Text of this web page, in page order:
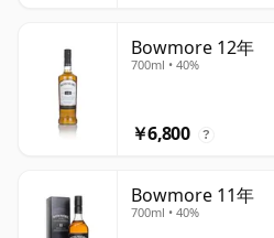
Bowmore 12年
700ml • 40%
￥6,800 ?
Bowmore 11年
700ml • 40%